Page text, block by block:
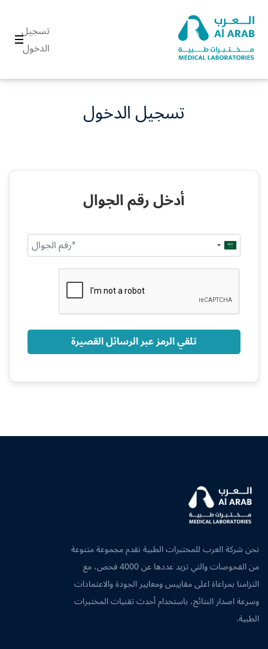
تسجيل
الدخول
تسجيل الدخول
أدخل رقم الجوال
Saudi
Arabia
تلقي الرمز عبر الرسائل القصيرة
نحن شركة العرب للمختبرات الطبية نقدم مجموعة متنوعة
من الفحوصات والتي تزيد عددها عن 4000 فحص، مع
التزامنا بمراعاة اعلى مقاييس ومعايير الجودة والاعتمادات
وسرعة اصدار النتائج، باستخدام أحدث تقنيات المختبرات
الطبية.